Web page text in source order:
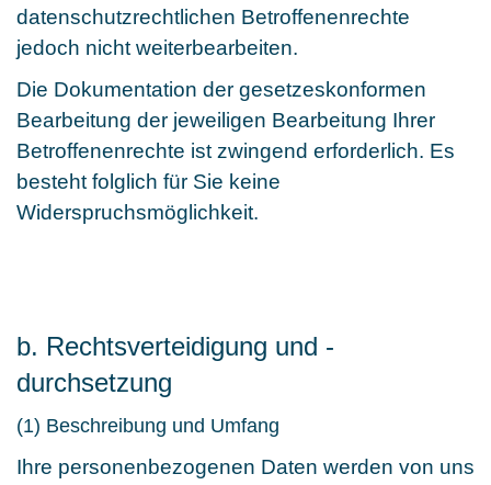
datenschutzrechtlichen Betroffenenrechte
jedoch nicht weiterbearbeiten.
Die Dokumentation der gesetzeskonformen
Bearbeitung der jeweiligen Bearbeitung Ihrer
Betroffenenrechte ist zwingend erforderlich. Es
besteht folglich für Sie keine
Widerspruchsmöglichkeit.
b. Rechtsverteidigung und -
durchsetzung
(1) Beschreibung und Umfang
Ihre personenbezogenen Daten werden von uns